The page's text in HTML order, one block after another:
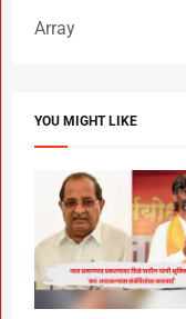
Array
YOU MIGHT LIKE